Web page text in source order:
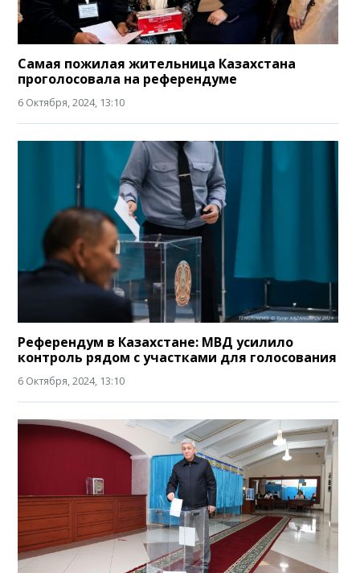
Самая пожилая жительница Казахстана
проголосовала на референдуме
6 Октября, 2024, 13:10
Референдум в Казахстане: МВД усилило
контроль рядом с участками для голосования
6 Октября, 2024, 13:10